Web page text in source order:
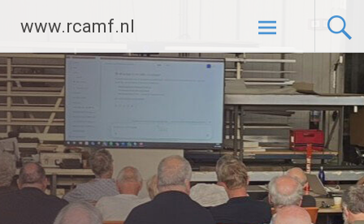
naar
de
inhoud
www.rcamf.nl